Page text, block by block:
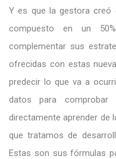
Y es que la gestora creó
compuesto en un
complementar sus
ofrecidas con estas
predecir lo que va a
datos para
directamente aprender de
que tratamos de
Estas son sus fórmulas